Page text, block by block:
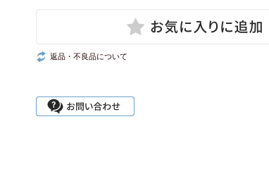
返品・不良品について